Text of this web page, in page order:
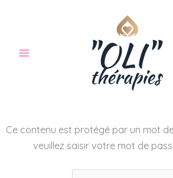
Ce contenu est protégé par un mot
veuillez saisir votre mot de